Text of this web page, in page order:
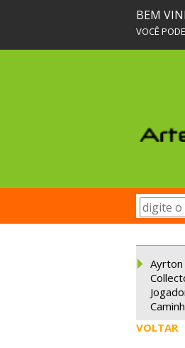
BEM
VOCÊ
Ayrton
VOLTAR